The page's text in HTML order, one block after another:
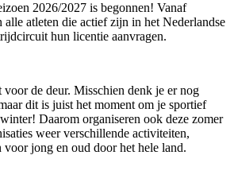
2026/2027 is begonnen! Vanaf
atleten die actief zijn in het Nederlandse
hun licentie aanvragen.
voor de deur. Misschien denk je er nog
dit is juist het moment om je sportief
Daarom organiseren ook deze zomer
weer verschillende activiteiten,
voor jong en oud door het hele land.